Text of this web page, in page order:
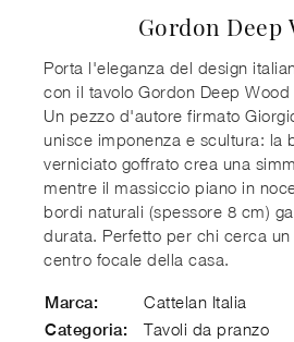
Gordon Deep
Porta l'eleganza del design
con il tavolo Gordon Deep
Un pezzo d'autore firmato
unisce imponenza e scultura: la
verniciato goffrato crea una
mentre il massiccio piano in
bordi naturali (spessore 8 cm)
durata. Perfetto per chi cerca
centro focale della casa.
Marca: Cattelan Italia
Categoria: Tavoli da pranzo